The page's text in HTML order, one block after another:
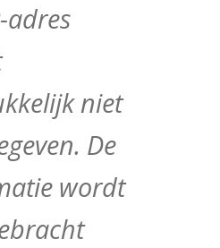
adres
niet
De
wordt